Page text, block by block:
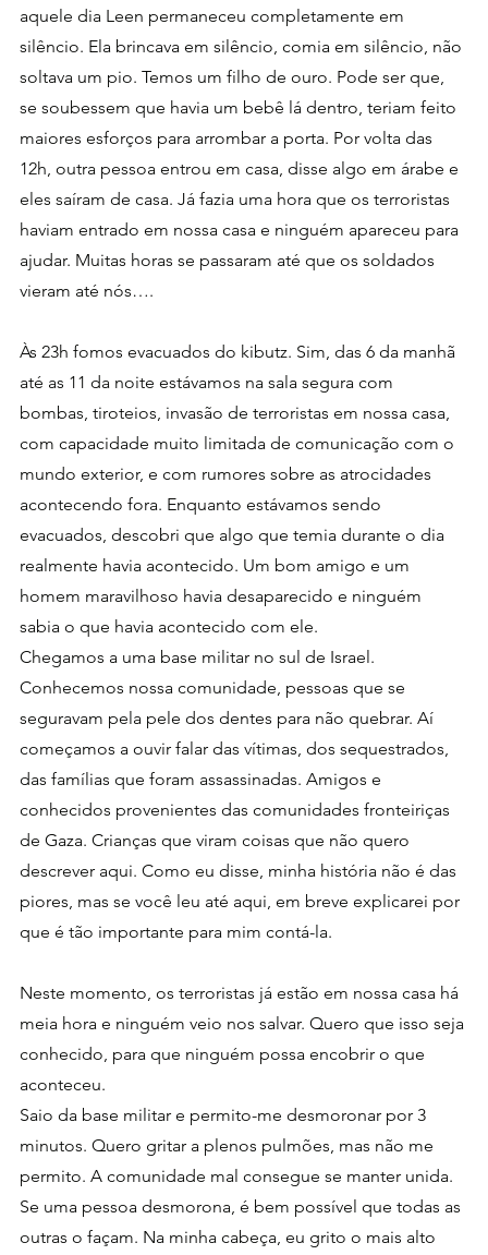
aquele dia Leen permaneceu completamente em
silêncio. Ela brincava em silêncio, comia em silêncio, não
soltava um pio. Temos um filho de ouro. Pode ser que,
se soubessem que havia um bebê lá dentro, teriam feito
maiores esforços para arrombar a porta. Por volta das
12h, outra pessoa entrou em casa, disse algo em árabe e
eles saíram de casa. Já fazia uma hora que os terroristas
haviam entrado em nossa casa e ninguém apareceu para
ajudar. Muitas horas se passaram até que os soldados
vieram até nós….
Às 23h fomos evacuados do kibutz. Sim, das 6 da manhã
até as 11 da noite estávamos na sala segura com
bombas, tiroteios, invasão de terroristas em nossa casa,
com capacidade muito limitada de comunicação com o
mundo exterior, e com rumores sobre as atrocidades
acontecendo fora. Enquanto estávamos sendo
evacuados, descobri que algo que temia durante o dia
realmente havia acontecido. Um bom amigo e um
homem maravilhoso havia desaparecido e ninguém
sabia o que havia acontecido com ele.
Chegamos a uma base militar no sul de Israel.
Conhecemos nossa comunidade, pessoas que se
seguravam pela pele dos dentes para não quebrar. Aí
começamos a ouvir falar das vítimas, dos sequestrados,
das famílias que foram assassinadas. Amigos e
conhecidos provenientes das comunidades fronteiriças
de Gaza. Crianças que viram coisas que não quero
descrever aqui. Como eu disse, minha história não é das
piores, mas se você leu até aqui, em breve explicarei por
que é tão importante para mim contá-la.
Neste momento, os terroristas já estão em nossa casa há
meia hora e ninguém veio nos salvar. Quero que isso seja
conhecido, para que ninguém possa encobrir o que
aconteceu.
Saio da base militar e permito-me desmoronar por 3
minutos. Quero gritar a plenos pulmões, mas não me
permito. A comunidade mal consegue se manter unida.
Se uma pessoa desmorona, é bem possível que todas as
outras o façam. Na minha cabeça, eu grito o mais alto